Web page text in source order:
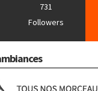
731
Followers